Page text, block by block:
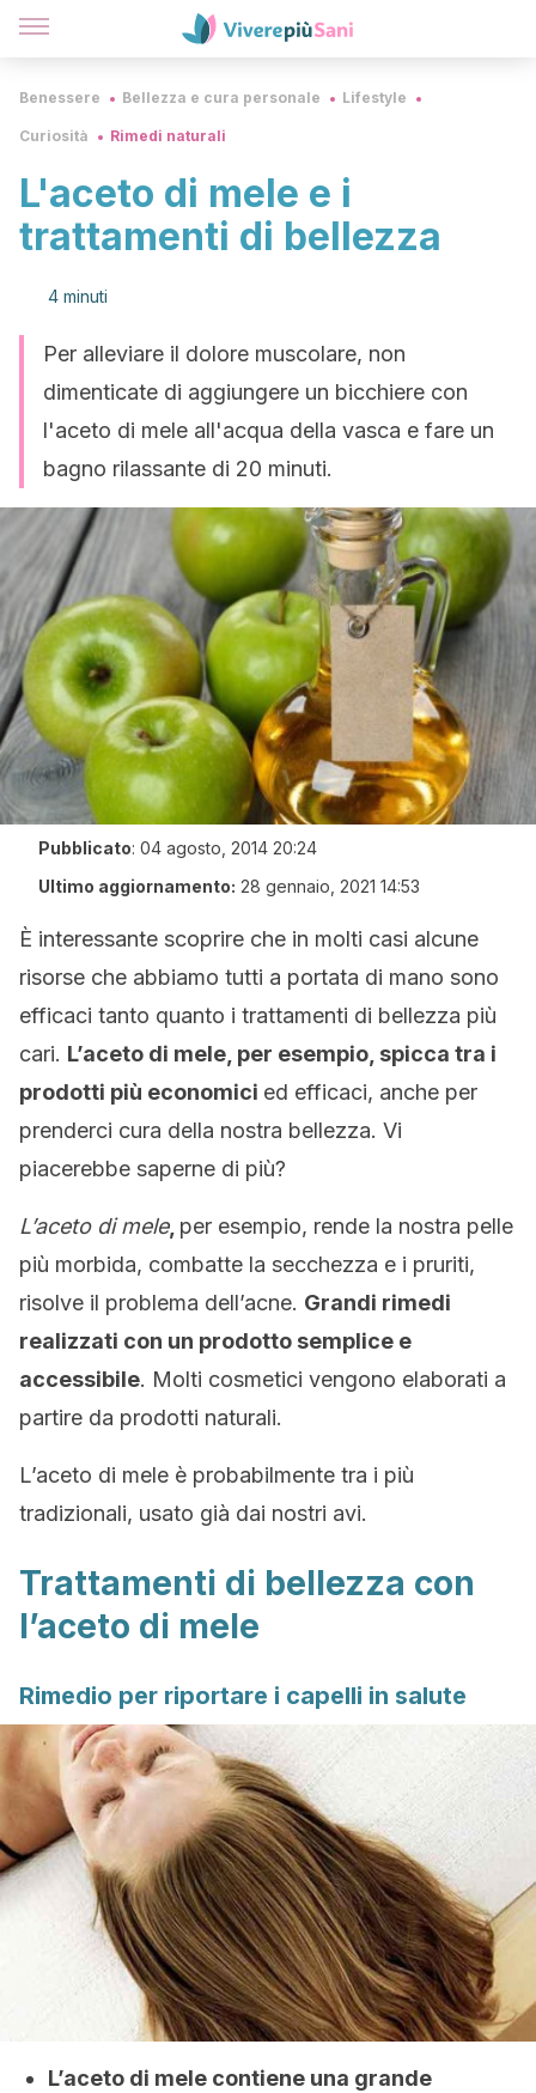
Benessere Bellezza e cura personale Lifestyle
Curiosità Rimedi naturali
L'aceto di mele e i
trattamenti di bellezza
4 minuti
Per alleviare il dolore muscolare, non
dimenticate di aggiungere un bicchiere con
l'aceto di mele all'acqua della vasca e fare un
bagno rilassante di 20 minuti.
Pubblicato: 04 agosto, 2014 20:24
Ultimo aggiornamento: 28 gennaio, 2021 14:53
È interessante scoprire che in molti casi alcune
risorse che abbiamo tutti a portata di mano sono
efficaci tanto quanto i trattamenti di bellezza più
cari. L’aceto di mele, per esempio, spicca tra i
prodotti più economici ed efficaci, anche per
prenderci cura della nostra bellezza. Vi
piacerebbe saperne di più?
L’aceto di mele, per esempio, rende la nostra pelle
più morbida, combatte la secchezza e i pruriti,
risolve il problema dell’acne. Grandi rimedi
realizzati con un prodotto semplice e
accessibile. Molti cosmetici vengono elaborati a
partire da prodotti naturali.
L’aceto di mele è probabilmente tra i più
tradizionali, usato già dai nostri avi.
Trattamenti di bellezza con
l’aceto di mele
Rimedio per riportare i capelli in salute
L’aceto di mele contiene una grande